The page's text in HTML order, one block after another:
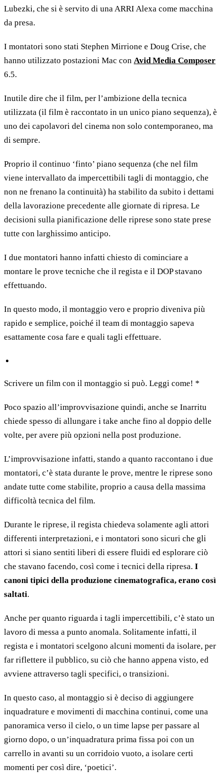
Lubezki, che si è servito di una ARRI Alexa come macchina
da presa.
I montatori sono stati Stephen Mirrione e Doug Crise, che
hanno utilizzato postazioni Mac con Avid Media Composer
6.5.
Inutile dire che il film, per l’ambizione della tecnica
utilizzata (il film è raccontato in un unico piano sequenza), è
uno dei capolavori del cinema non solo contemporaneo, ma
di sempre.
Proprio il continuo ‘finto’ piano sequenza (che nel film
viene intervallato da impercettibili tagli di montaggio, che
non ne frenano la continuità) ha stabilito da subito i dettami
della lavorazione precedente alle giornate di ripresa. Le
decisioni sulla pianificazione delle riprese sono state prese
tutte con larghissimo anticipo.
I due montatori hanno infatti chiesto di cominciare a
montare le prove tecniche che il regista e il DOP stavano
effettuando.
In questo modo, il montaggio vero e proprio diveniva più
rapido e semplice, poiché il team di montaggio sapeva
esattamente cosa fare e quali tagli effettuare.
Scrivere un film con il montaggio si può. Leggi come! *
Poco spazio all’improvvisazione quindi, anche se Inarritu
chiede spesso di allungare i take anche fino al doppio delle
volte, per avere più opzioni nella post produzione.
L’improvvisazione infatti, stando a quanto raccontano i due
montatori, c’è stata durante le prove, mentre le riprese sono
andate tutte come stabilite, proprio a causa della massima
difficoltà tecnica del film.
Durante le riprese, il regista chiedeva solamente agli attori
differenti interpretazioni, e i montatori sono sicuri che gli
attori si siano sentiti liberi di essere fluidi ed esplorare ciò
che stavano facendo, così come i tecnici della ripresa. I
canoni tipici della produzione cinematografica, erano così
saltati.
Anche per quanto riguarda i tagli impercettibili, c’è stato un
lavoro di messa a punto anomala. Solitamente infatti, il
regista e i montatori scelgono alcuni momenti da isolare, per
far riflettere il pubblico, su ciò che hanno appena visto, ed
avviene attraverso tagli specifici, o transizioni.
In questo caso, al montaggio si è deciso di aggiungere
inquadrature e movimenti di macchina continui, come una
panoramica verso il cielo, o un time lapse per passare al
giorno dopo, o un’inquadratura prima fissa poi con un
carrello in avanti su un corridoio vuoto, a isolare certi
momenti per così dire, ‘poetici’.